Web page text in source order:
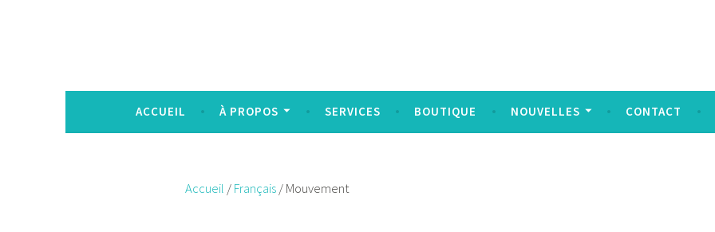
ACCUEIL À PROPOS SERVICES BOUTIQUE NOUVELLES CONTACT
Accueil /Français/ Mouvement